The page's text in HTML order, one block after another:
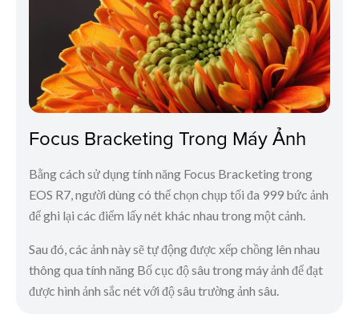
Focus Bracketing Trong Máy Ảnh
Bằng cách sử dụng tính năng Focus Bracketing trong
EOS R7, người dùng có thể chọn chụp tối đa 999 bức ảnh
để ghi lại các điểm lấy nét khác nhau trong một cảnh.
Sau đó, các ảnh này sẽ tự động được xếp chồng lên nhau
thông qua tính năng Bố cục độ sâu trong máy ảnh để đạt
được hình ảnh sắc nét với độ sâu trường ảnh sâu.